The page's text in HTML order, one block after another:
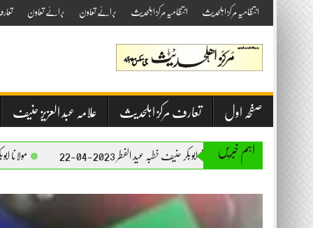
Skip
to
content
انتظامیہ مرکز اہلحدیث انتظامیہ مرکز اہلحدیث برائے تعاون برائے تعاون
صفحہ اول تعارف مرکز اہلحدیث علامہ عبد العزیز حنیف
اہم خبریں
مولانا ابوبکر حنیف خطبہ عید الفطر 2023-04-22 مولانا ابوبکر حنیف خطبہ جمعۃ المبارک